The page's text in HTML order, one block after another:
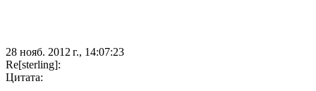
28 нояб. 2012 г., 14:07:23
Re[sterling]:
Цитата: